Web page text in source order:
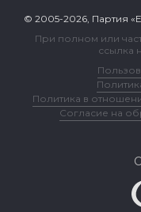
© 2005-2026, Партия
При полном или
ссылка
Политика в
Согласие на